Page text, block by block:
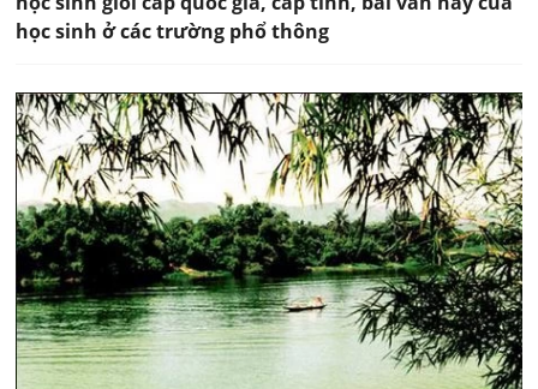
học sinh ở các trường phổ thông